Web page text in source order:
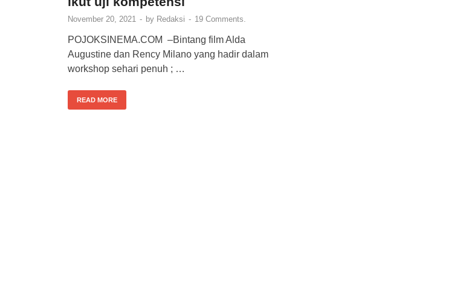
November 20, 2021 - by Redaksi - 19 Comments.
POJOKSINEMA.COM –Bintang film Alda
Augustine dan Rency Milano yang hadir dalam
workshop sehari penuh ; …
READ MORE